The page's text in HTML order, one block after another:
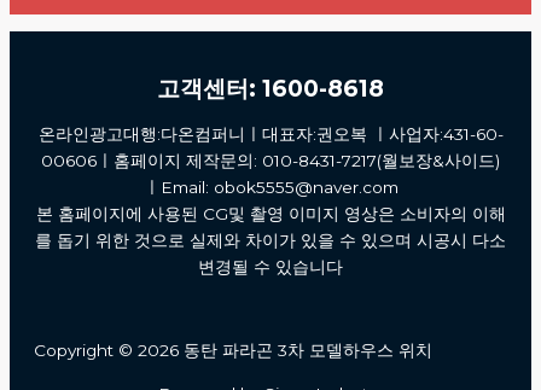
고객센터: 1600-8618
온라인광고대행:다온컴퍼니ㅣ대표자:권오복 ㅣ사업자:431-60-
00606ㅣ홈페이지 제작문의: 010-8431-7217(월보장&사이드)
ㅣEmail: obok5555@naver.com
본 홈페이지에 사용된 CG및 촬영 이미지 영상은 소비자의 이해
를 돕기 위한 것으로 실제와 차이가 있을 수 있으며 시공시 다소
변경될 수 있습니다
Copyright © 2026 동탄 파라곤 3차 모델하우스 위치